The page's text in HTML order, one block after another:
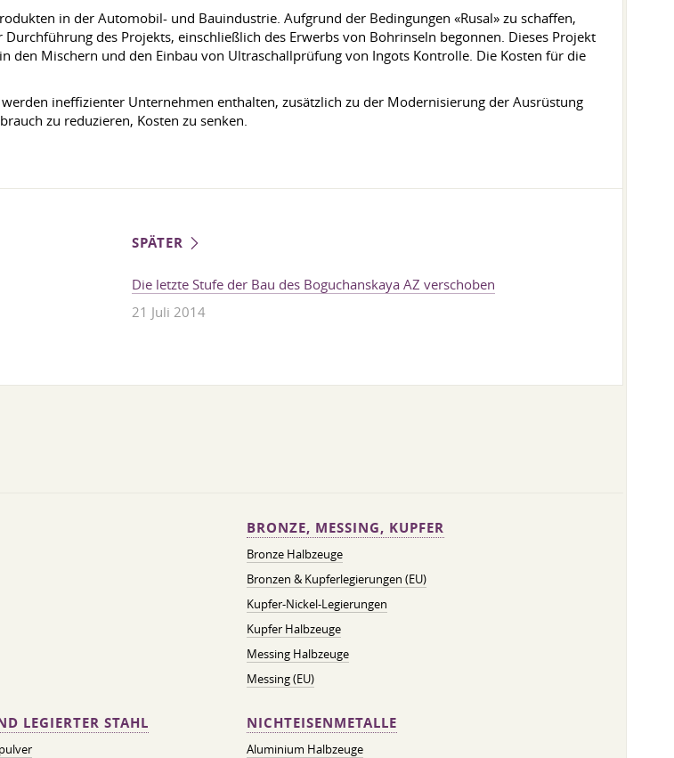
in der Automobil- und Bauindustrie. Aufgrund der Bedingungen «Rusal» zu schaffen,
des Projekts, einschließlich des Erwerbs von Bohrinseln begonnen. Dieses Projekt
den Mischern und den Einbau von Ultraschallprüfung von Ingots Kontrolle. Die Kosten für die
ineffizienter Unternehmen enthalten, zusätzlich zu der Modernisierung der Ausrüstung
zu reduzieren, Kosten zu senken.
SPÄTER
Die letzte Stufe der Bau des Boguchanskaya AZ verschoben
21 Juli 2014
BRONZE, MESSING, KUPFER
Bronze Halbzeuge
Bronzen & Kupferlegierungen (EU)
Kupfer-Nickel-Legierungen
Kupfer Halbzeuge
Messing Halbzeuge
Messing (EU)
LEGIERTER STAHL NICHTEISENMETALLE
Aluminium Halbzeuge